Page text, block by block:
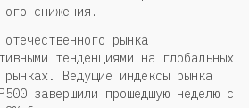
снижения.
рынка
тенденциями на глобальных
Ведущие индексы рынка
завершили прошедшую неделю с